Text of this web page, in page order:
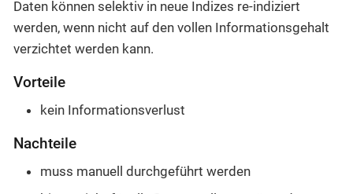
Daten können selektiv in neue Indizes re-indiziert
werden, wenn nicht auf den vollen Informationsgehalt
verzichtet werden kann.
Vorteile
kein Informationsverlust
Nachteile
muss manuell durchgeführt werden